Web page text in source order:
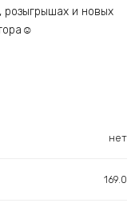
розыгрышах и новых
нет
169.0